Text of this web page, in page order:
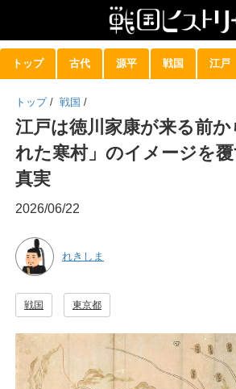
トップ 古代 源平 戦国 江戸
トップ / 戦国 /
江戸は徳川家康が来る前
れた寒村」のイメージを
真実
2026/06/22
れきしま
戦国 東京都